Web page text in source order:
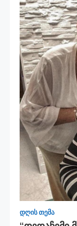
დღის თემა